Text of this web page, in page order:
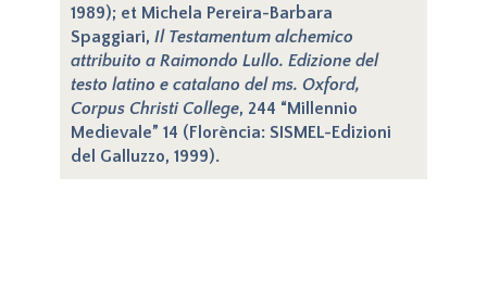
1989); et Michela Pereira-Barbara
Spaggiari, Il Testamentum alchemico
attribuito a Raimondo Lullo. Edizione del
testo latino e catalano del ms. Oxford,
Corpus Christi College, 244 “Millennio
Medievale” 14 (Florència: SISMEL-Edizioni
del Galluzzo, 1999).